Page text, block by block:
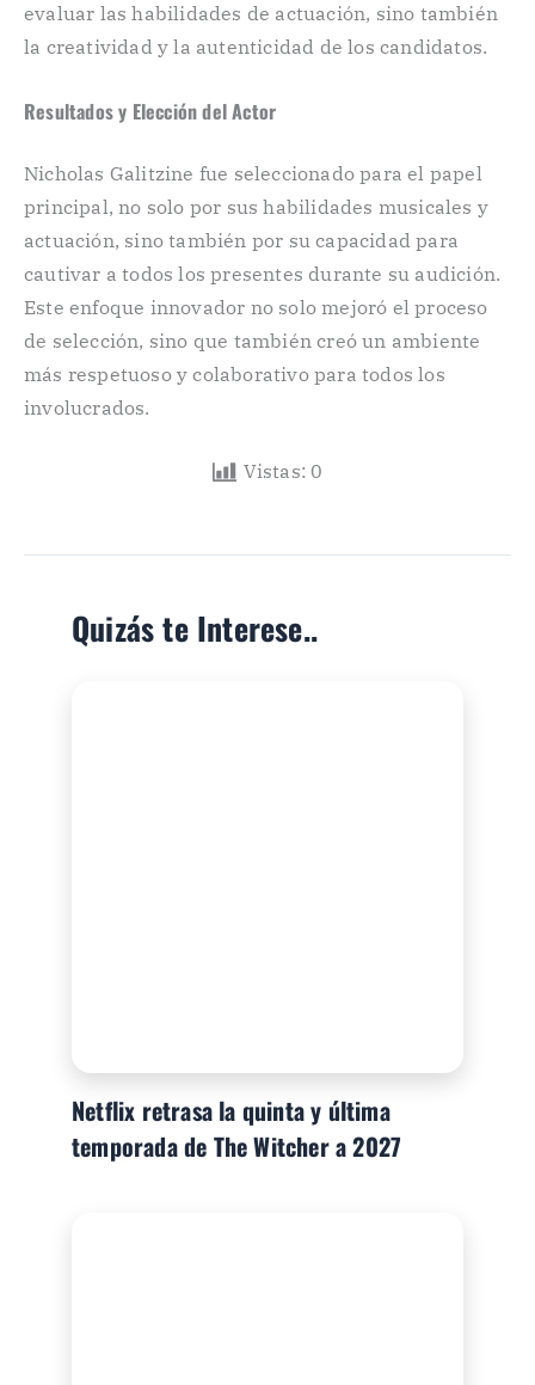
evaluar las habilidades de actuación, sino también
la creatividad y la autenticidad de los candidatos.
Resultados y Elección del Actor
Nicholas Galitzine fue seleccionado para el papel
principal, no solo por sus habilidades musicales y
actuación, sino también por su capacidad para
cautivar a todos los presentes durante su audición.
Este enfoque innovador no solo mejoró el proceso
de selección, sino que también creó un ambiente
más respetuoso y colaborativo para todos los
involucrados.
Vistas: 0
Quizás te Interese..
Netflix retrasa la quinta y última
temporada de The Witcher a 2027